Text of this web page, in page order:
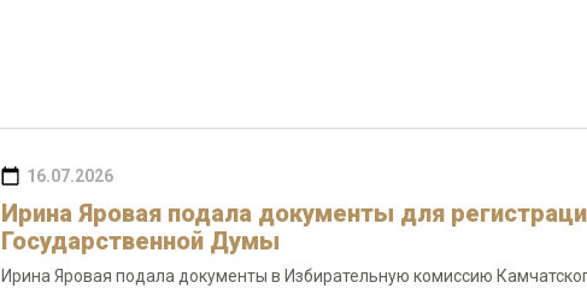
16.07.2026
Ирина Яровая подала документы для
Государственной Думы
Ирина Яровая подала документы в Избирательную комиссию